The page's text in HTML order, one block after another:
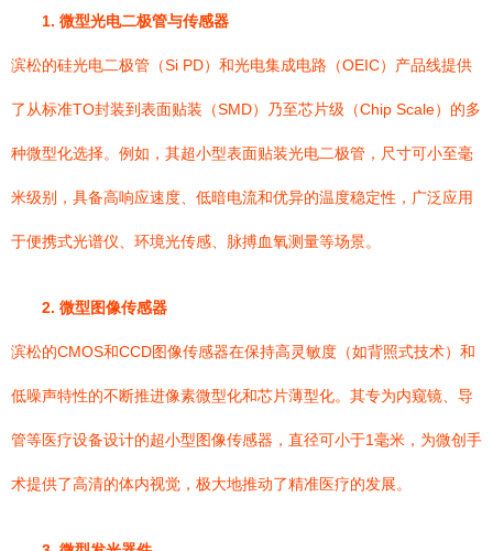
1. 微型光电二极管与传感器
滨松的硅光电二极管（Si PD）和光电集成电路（OEIC）产品线提供
了从标准TO封装到表面贴装（SMD）乃至芯片级（Chip Scale）的多
种微型化选择。例如，其超小型表面贴装光电二极管，尺寸可小至毫
米级别，具备高响应速度、低暗电流和优异的温度稳定性，广泛应用
于便携式光谱仪、环境光传感、脉搏血氧测量等场景。
2. 微型图像传感器
滨松的CMOS和CCD图像传感器在保持高灵敏度（如背照式技术）和
低噪声特性的不断推进像素微型化和芯片薄型化。其专为内窥镜、导
管等医疗设备设计的超小型图像传感器，直径可小于1毫米，为微创手
术提供了高清的体内视觉，极大地推动了精准医疗的发展。